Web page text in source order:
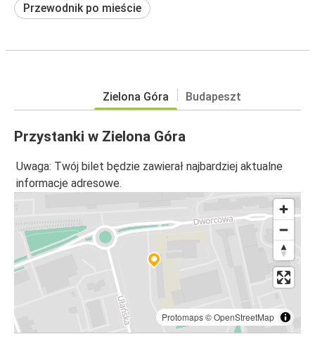
Przewodnik po mieście
Zielona Góra Budapeszt
Przystanki w Zielona Góra
Uwaga: Twój bilet będzie zawierał najbardziej aktualne
informacje adresowe.
Protomaps©OpenStreetMap